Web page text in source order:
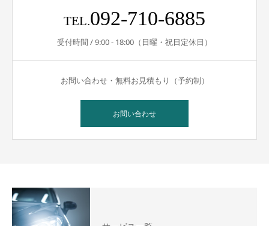
TEL.092-710-6885
受付時間 / 9:00 - 18:00（日曜・祝日定休日）
お問い合わせ・無料お見積もり（予約制）
お問い合わせ